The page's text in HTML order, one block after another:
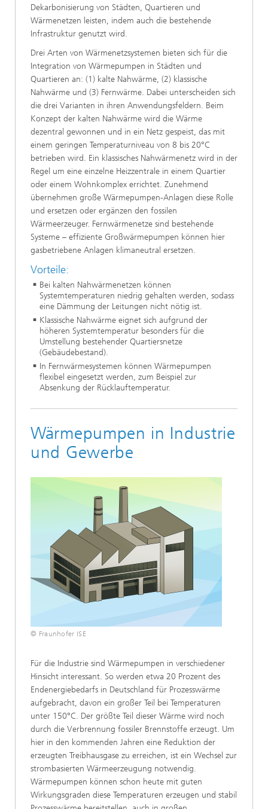
Dekarbonisierung von Städten, Quartieren und
Wärmenetzen leisten, indem auch die bestehende
Infrastruktur genutzt wird.
Drei Arten von Wärmenetzsystemen bieten sich für die
Integration von Wärmepumpen in Städten und
Quartieren an: (1) kalte Nahwärme, (2) klassische
Nahwärme und (3) Fernwärme. Dabei unterscheiden sich
die drei Varianten in ihren Anwendungsfeldern. Beim
Konzept der kalten Nahwärme wird die Wärme
dezentral gewonnen und in ein Netz gespeist, das mit
einem geringen Temperaturniveau von 8 bis 20°C
betrieben wird. Ein klassisches Nahwärmenetz wird in der
Regel um eine einzelne Heizzentrale in einem Quartier
oder einem Wohnkomplex errichtet. Zunehmend
übernehmen große Wärmepumpen-Anlagen diese Rolle
und ersetzen oder ergänzen den fossilen
Wärmeerzeuger. Fernwärmenetze sind bestehende
Systeme – effiziente Großwärmepumpen können hier
gasbetriebene Anlagen klimaneutral ersetzen.
Vorteile:
Bei kalten Nahwärmenetzen können
Systemtemperaturen niedrig gehalten werden, sodass
eine Dämmung der Leitungen nicht nötig ist.
Klassische Nahwärme eignet sich aufgrund der
höheren Systemtemperatur besonders für die
Umstellung bestehender Quartiersnetze
(Gebäudebestand).
In Fernwärmesystemen können Wärmepumpen
flexibel eingesetzt werden, zum Beispiel zur
Absenkung der Rücklauftemperatur.
Wärmepumpen in Industrie
und Gewerbe
© Fraunhofer ISE
Für die Industrie sind Wärmepumpen in verschiedener
Hinsicht interessant. So werden etwa 20 Prozent des
Endenergiebedarfs in Deutschland für Prozesswärme
aufgebracht, davon ein großer Teil bei Temperaturen
unter 150°C. Der größte Teil dieser Wärme wird noch
durch die Verbrennung fossiler Brennstoffe erzeugt. Um
hier in den kommenden Jahren eine Reduktion der
erzeugten Treibhausgase zu erreichen, ist ein Wechsel zur
strombasierten Wärmeerzeugung notwendig.
Wärmepumpen können schon heute mit guten
Wirkungsgraden diese Temperaturen erzeugen und stabil